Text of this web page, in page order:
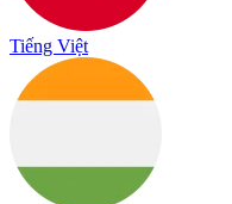
Tiếng Việt